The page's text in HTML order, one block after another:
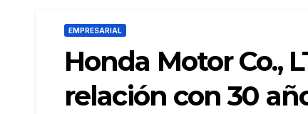
EMPRESARIAL
Honda Motor Co.,
relación con 30